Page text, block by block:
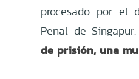
procesado por el
Penal de
de prisión, una